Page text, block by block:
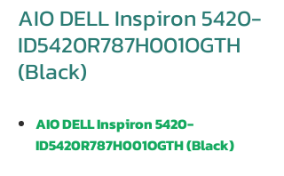
AIO DELL Inspiron 5420-
ID5420R787H001OGTH
(Black)
AIO DELL Inspiron 5420-
ID5420R787H001OGTH (Black)